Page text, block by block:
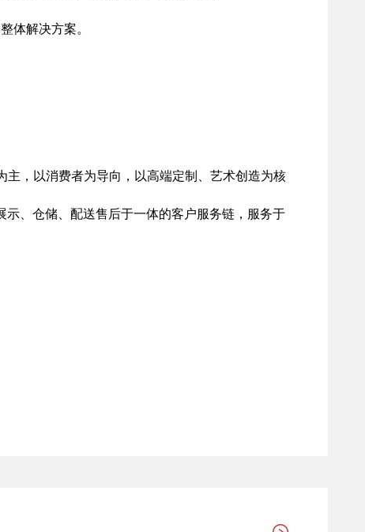
体解决方案。
，以消费者为导向，以高端定制、艺术创造为核
、仓储、配送售后于一体的客户服务链，服务于